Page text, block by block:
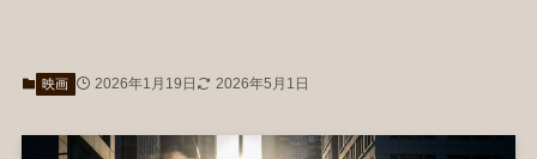
映画 2026年1月19日 2026年5月1日